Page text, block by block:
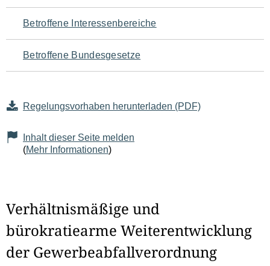
Seiteninhalt
Betroffene Interessenbereiche
Betroffene Bundesgesetze
Regelungsvorhaben herunterladen (PDF)
Inhalt dieser Seite melden
(Mehr Informationen)
Verhältnismäßige und
bürokratiearme Weiterentwicklung
der Gewerbeabfallverordnung